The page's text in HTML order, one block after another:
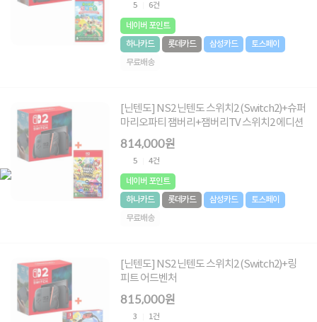
5 6건
네이버 포인트
하나카드
롯데카드 삼성카드
토스페이
무료배송
[닌텐도] NS2 닌텐도 스위치2 (Switch2)+슈퍼
마리오파티 잼버리+잼버리TV 스위치2 에디션
814,000원
5 4건
네이버 포인트
하나카드
롯데카드 삼성카드
토스페이
무료배송
[닌텐도] NS2 닌텐도 스위치2 (Switch2)+링
피트 어드벤처
815,000원
3 1건